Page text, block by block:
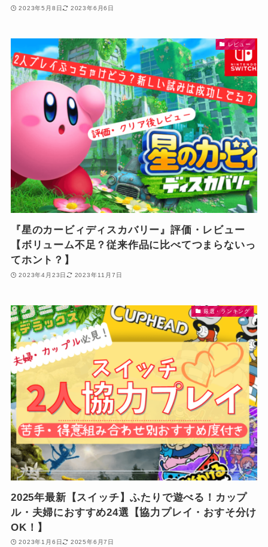
2023年5月8日 2023年6月6日
レビュー
『星のカービィディスカバリー』評価・レビュー
【ボリューム不足？従来作品に比べてつまらないっ
てホント？】
2023年4月23日 2023年11月7日
厳選・ランキング
2025年最新【スイッチ】ふたりで遊べる！カップ
ル・夫婦におすすめ24選【協力プレイ・おすそ分け
OK！】
2023年1月6日 2025年6月7日